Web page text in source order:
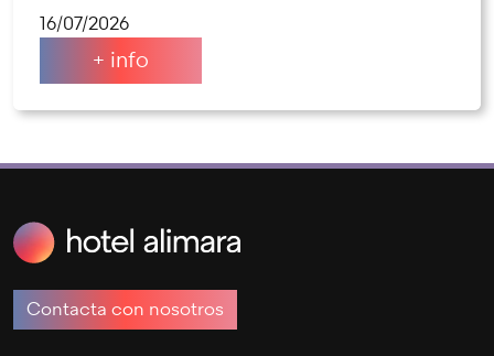
16/07/2026
+ info
Contacta con nosotros